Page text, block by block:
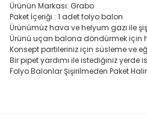
Ürünün Markası: Grabo
Paket İçeriği : 1 adet folyo balon
Ürünümüz hava ve helyum gazı ile
Ürünü uçan balona döndürmek için
Konsept partileriniz için süsleme ve
Bir pipet yardımı ile istediğiniz yerde
Folyo Balonlar Şişirilmeden Paket